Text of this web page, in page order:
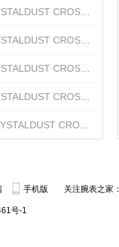
阔手镯, 金色, 镀金色 手镯
阔手镯, 彩色设计, 镀玫瑰金色 手镯
CROSS 阔手镯, 灰色 手镯
阔手镯, 黑色, 镀玫瑰金色 手镯
CROSS 阔手镯, 白色 手镯
手机版 关注腕表之家：
号-1